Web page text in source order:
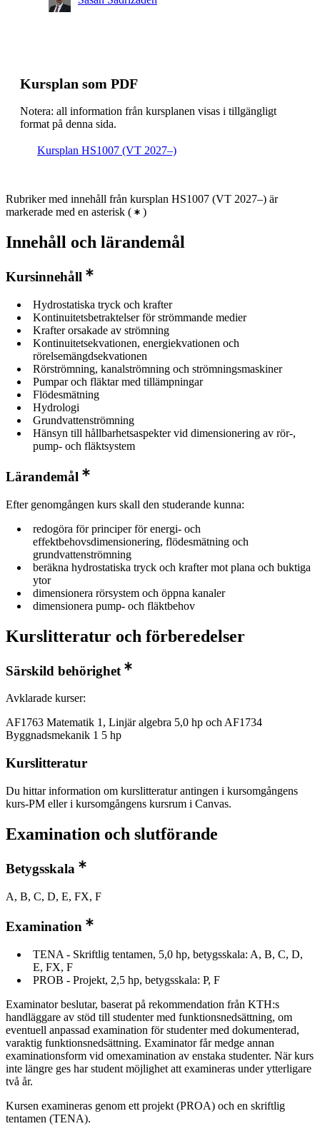
Kursplan som PDF
Notera: all information från kursplanen visas i tillgängligt
format på denna sida.
Kursplan HS1007 (VT 2027–)
Rubriker med innehåll från kursplan HS1007 (VT 2027–) är
markerade med en asterisk ( )
Innehåll och lärandemål
Kursinnehåll
Hydrostatiska tryck och krafter
Kontinuitetsbetraktelser för strömmande medier
Krafter orsakade av strömning
Kontinuitetsekvationen, energiekvationen och
rörelsemängdsekvationen
Rörströmning, kanalströmning och strömningsmaskiner
Pumpar och fläktar med tillämpningar
Flödesmätning
Hydrologi
Grundvattenströmning
Hänsyn till hållbarhetsaspekter vid dimensionering av rör-,
pump- och fläktsystem
Lärandemål
Efter genomgången kurs skall den studerande kunna:
redogöra för principer för energi- och
effektbehovsdimensionering, flödesmätning och
grundvattenströmning
beräkna hydrostatiska tryck och krafter mot plana och buktiga
ytor
dimensionera rörsystem och öppna kanaler
dimensionera pump- och fläktbehov
Kurslitteratur och förberedelser
Särskild behörighet
Avklarade kurser:
AF1763 Matematik 1, Linjär algebra 5,0 hp och AF1734
Byggnadsmekanik 1 5 hp
Kurslitteratur
Du hittar information om kurslitteratur antingen i kursomgångens
kurs-PM eller i kursomgångens kursrum i Canvas.
Examination och slutförande
Betygsskala
A, B, C, D, E, FX, F
Examination
TENA - Skriftlig tentamen, 5,0 hp, betygsskala: A, B, C, D,
E, FX, F
PROB - Projekt, 2,5 hp, betygsskala: P, F
Examinator beslutar, baserat på rekommendation från KTH:s
handläggare av stöd till studenter med funktionsnedsättning, om
eventuell anpassad examination för studenter med dokumenterad,
varaktig funktionsnedsättning. Examinator får medge annan
examinationsform vid omexamination av enstaka studenter. När kurs
inte längre ges har student möjlighet att examineras under ytterligare
två år.
Kursen examineras genom ett projekt (PROA) och en skriftlig
tentamen (TENA).